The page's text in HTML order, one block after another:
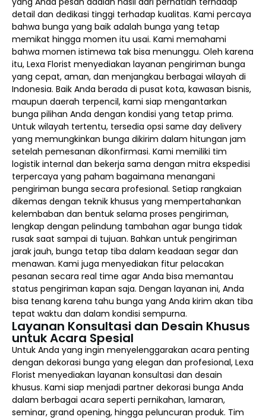
detail dan dedikasi tinggi terhadap kualitas. Kami percaya
bahwa bunga yang baik adalah bunga yang tetap
memikat hingga momen itu usai. Kami memahami
bahwa momen istimewa tak bisa menunggu. Oleh karena
itu, Lexa Florist menyediakan layanan pengiriman bunga
yang cepat, aman, dan menjangkau berbagai wilayah di
Indonesia. Baik Anda berada di pusat kota, kawasan bisnis,
maupun daerah terpencil, kami siap mengantarkan
bunga pilihan Anda dengan kondisi yang tetap prima.
Untuk wilayah tertentu, tersedia opsi same day delivery
yang memungkinkan bunga dikirim dalam hitungan jam
setelah pemesanan dikonfirmasi. Kami memiliki tim
logistik internal dan bekerja sama dengan mitra ekspedisi
terpercaya yang paham bagaimana menangani
pengiriman bunga secara profesional. Setiap rangkaian
dikemas dengan teknik khusus yang mempertahankan
kelembaban dan bentuk selama proses pengiriman,
lengkap dengan pelindung tambahan agar bunga tidak
rusak saat sampai di tujuan. Bahkan untuk pengiriman
jarak jauh, bunga tetap tiba dalam keadaan segar dan
menawan. Kami juga menyediakan fitur pelacakan
pesanan secara real time agar Anda bisa memantau
status pengiriman kapan saja. Dengan layanan ini, Anda
bisa tenang karena tahu bunga yang Anda kirim akan tiba
tepat waktu dan dalam kondisi sempurna.
Layanan Konsultasi dan Desain Khusus
untuk Acara Spesial
Untuk Anda yang ingin menyelenggarakan acara penting
dengan dekorasi bunga yang elegan dan profesional, Lexa
Florist menyediakan layanan konsultasi dan desain
khusus. Kami siap menjadi partner dekorasi bunga Anda
dalam berbagai acara seperti pernikahan, lamaran,
seminar, grand opening, hingga peluncuran produk. Tim